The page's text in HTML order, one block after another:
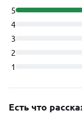
5
4
3
2
1
Есть что